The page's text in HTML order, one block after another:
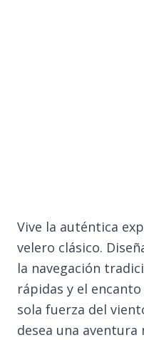
Vive la auténtica
velero clásico.
la navegación
rápidas y el
sola fuerza del
desea una